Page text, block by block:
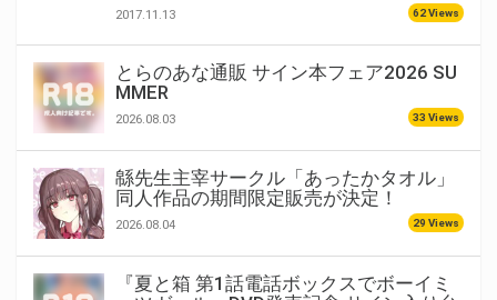
2017.11.13 62 Views
とらのあな通販 サイン本フェア2026 SU
MMER
2026.08.03 33 Views
緜先生主宰サークル「あったかタオル」
同人作品の期間限定販売が決定！
2026.08.04 29 Views
『夏と箱 第1話電話ボックスでボーイミ